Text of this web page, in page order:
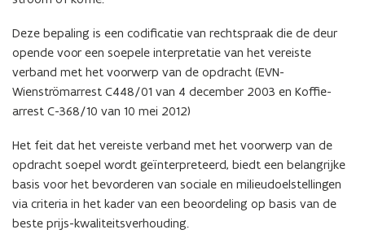
Deze bepaling is een codificatie van rechtspraak die de deur
opende voor een soepele interpretatie van het vereiste
verband met het voorwerp van de opdracht (EVN-
Wienströmarrest C448/01 van 4 december 2003 en Koffie-
arrest C-368/10 van 10 mei 2012)
Het feit dat het vereiste verband met het voorwerp van de
opdracht soepel wordt geïnterpreteerd, biedt een belangrijke
basis voor het bevorderen van sociale en milieudoelstellingen
via criteria in het kader van een beoordeling op basis van de
beste prijs-kwaliteitsverhouding.